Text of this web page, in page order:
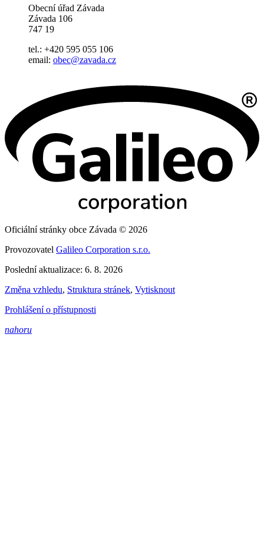
Obecní úřad Závada
Závada 106
747 19
tel.: +420 595 055 106
email: obec@zavada.cz
Oficiální stránky obce Závada © 2026
Provozovatel Galileo Corporation s.r.o.
Poslední aktualizace: 6. 8. 2026
Změna vzhledu, Struktura stránek, Vytisknout
Prohlášení o přístupnosti
nahoru